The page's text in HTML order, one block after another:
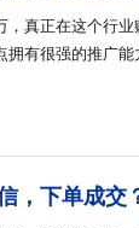
真正在这个行
拥有很强的推广
，下单成交